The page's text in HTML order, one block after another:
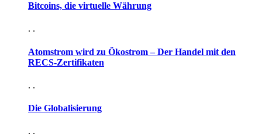
Bitcoins, die virtuelle Währung
. .
Atomstrom wird zu Ökostrom – Der Handel mit den
RECS-Zertifikaten
. .
Die Globalisierung
. .